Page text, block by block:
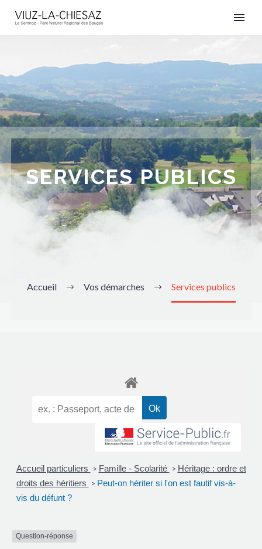
SERVICES PUBLICS
Accueil Vos démarches Services publics
Accueil particuliers > Famille - Scolarité > Héritage : ordre et
droits des héritiers
> Peut-on hériter si l'on est fautif vis-à-
vis du défunt ?
Question-réponse